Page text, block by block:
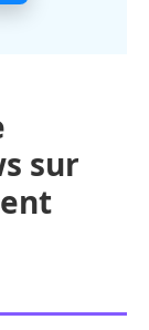
sur